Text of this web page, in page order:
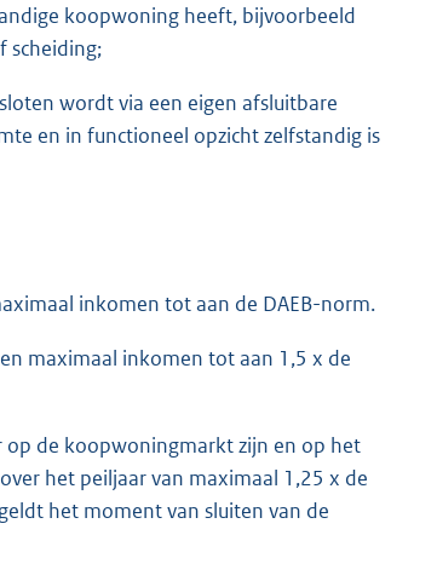
koopwoning heeft, bijvoorbeeld
scheiding;
wordt via een eigen afsluitbare
en in functioneel opzicht zelfstandig is
inkomen tot aan de DAEB-norm.
maximaal inkomen tot aan 1,5 x de
op de koopwoningmarkt zijn en op het
het peiljaar van maximaal 1,25 x de
het moment van sluiten van de